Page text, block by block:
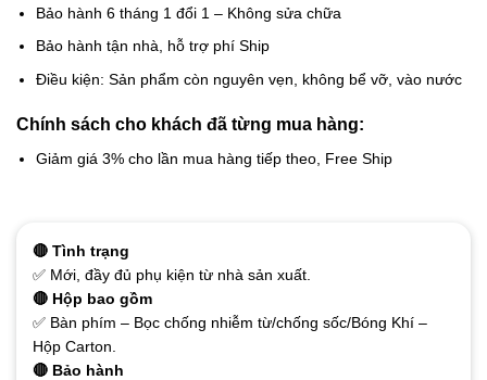
Bảo hành 6 tháng 1 đổi 1 – Không sửa chữa
Bảo hành tận nhà, hỗ trợ phí Ship
Điều kiện: Sản phẩm còn nguyên vẹn, không bể vỡ, vào nước
Chính sách cho khách đã từng mua hàng:
Giảm giá 3% cho lần mua hàng tiếp theo, Free Ship
🔴 Tình trạng
✅ Mới, đầy đủ phụ kiện từ nhà sản xuất.
🔴 Hộp bao gồm
✅ Bàn phím – Bọc chống nhiễm từ/chống sốc/Bóng Khí –
Hộp Carton.
🔴 Bảo hành